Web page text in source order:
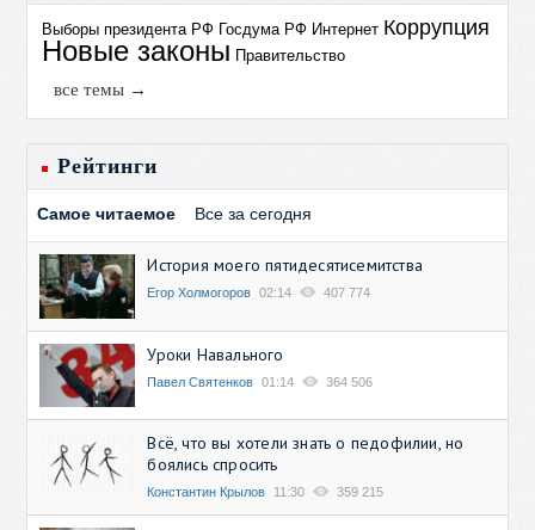
Выборы президента РФ Госдума РФ Интернет Коррупция
Новые законы Правительство
все темы →
Рейтинги
Самое читаемое Все за сегодня
История моего пятидесятисемитства
Егор Холмогоров 02:14 407 774
Уроки Навального
Павел Святенков 01:14 364 506
Всё, что вы хотели знать о педофилии, но
боялись спросить
Константин Крылов 11:30 359 215